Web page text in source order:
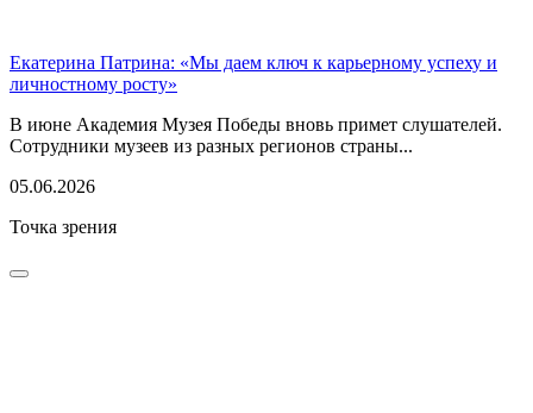
Екатерина Патрина: «Мы даем ключ к карьерному успеху и
личностному росту»
В июне Академия Музея Победы вновь примет слушателей.
Сотрудники музеев из разных регионов страны...
05.06.2026
Точка зрения